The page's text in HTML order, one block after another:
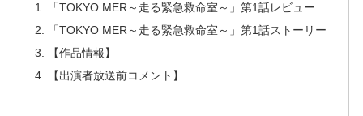
「TOKYO MER～走る緊急救命室～」第1話レビュー
「TOKYO MER～走る緊急救命室～」第1話ストーリー
【作品情報】
【出演者放送前コメント】